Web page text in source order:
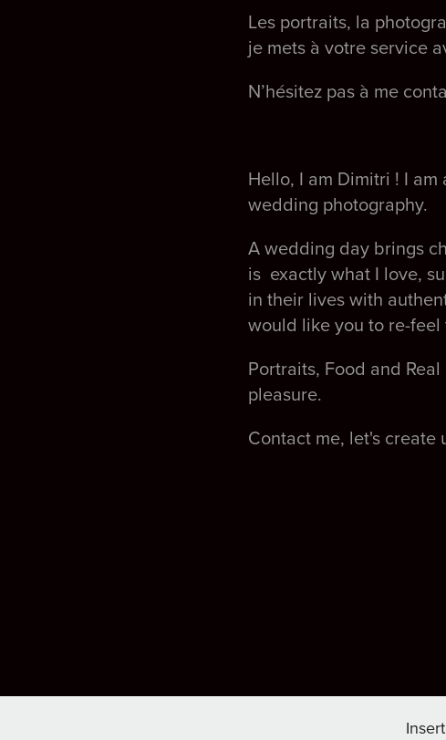
Les portraits, la
je mets à votre service
N’hésitez pas à me
Hello, I am Dimitri ! I
wedding photography.
A wedding day brings
is exactly what I love,
in their lives with
would like you to re-feel
Portraits, Food and
pleasure.
Contact me, let's create